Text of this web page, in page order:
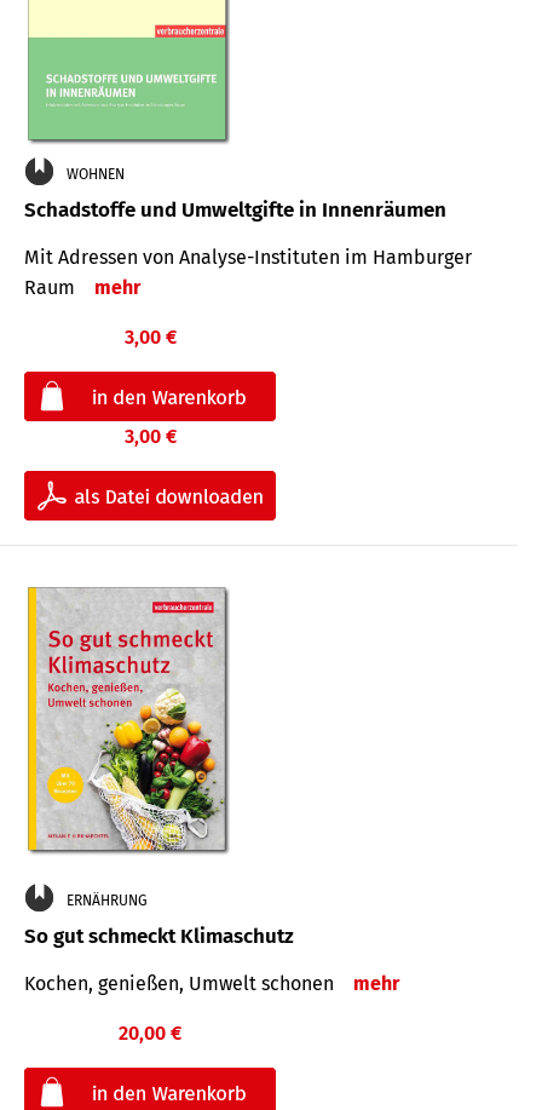
WOHNEN
Schadstoffe und Umweltgifte in Innenräumen
Mit Adressen von Analyse-Insti­tuten im Hamburger
Raum
mehr
3,00 €
3,00 €
ERNÄHRUNG
So gut schmeckt Klimaschutz
Kochen, genießen, Umwelt schonen mehr
20,00 €